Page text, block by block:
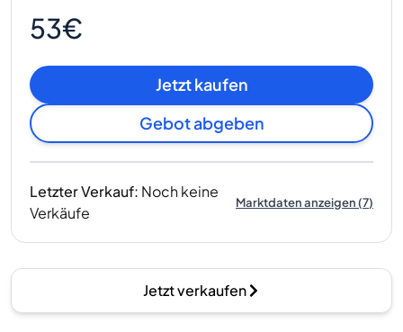
53€
Jetzt kaufen
Gebot abgeben
Letzter Verkauf: Noch keine
Verkäufe
Marktdaten anzeigen(7)
Jetzt verkaufen